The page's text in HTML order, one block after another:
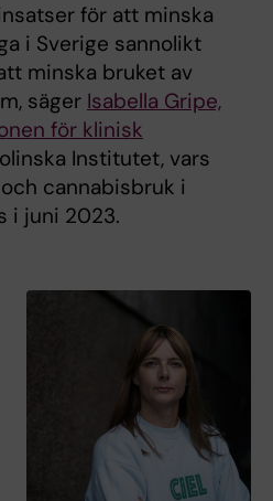
för att minska
i Sverige sannolikt
minska bruket av
säger Isabella Gripe,
för klinisk
Institutet, vars
cannabisbruk i
i juni 2023.